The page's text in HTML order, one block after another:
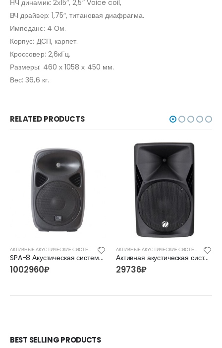
НЧ динамик: 2х15″, 2,5″ Voice coil,
ВЧ драйвер: 1,75″, титановая диафрагма.
Импеданс: 4 Ом.
Корпус: ДСП, карпет.
Кроссовер: 2,6кГц.
Размеры: 460 х 1058 х 450 мм.
Вес: 36,6 кг.
RELATED PRODUCTS
АКТИВНЫЕ АКУСТИЧЕСКИЕ СИСТЕМЫ
SPA-8 Акустическая система активная, MP3, SD, USB, BT, 50Вт, Leem
1002960₽
АКТИВНЫЕ АКУСТИЧЕСКИЕ СИСТЕМЫ
Активная акустическая система ZTX audio SX-115
29736₽
BEST SELLING PRODUCTS